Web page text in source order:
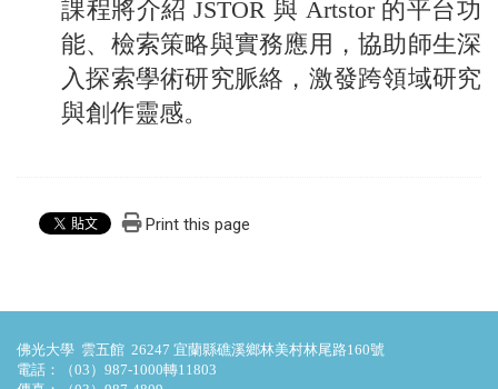
課程將介紹 JSTOR 與 Artstor 的平台功
能、檢索策略與實務應用，協助師生深
入探索學術研究脈絡，激發跨領域研究
與創作靈感。
Print this page
佛光大學 雲五館 26247 宜蘭縣礁溪鄉林美村林尾路160號
電話：（03）987-1000轉11803